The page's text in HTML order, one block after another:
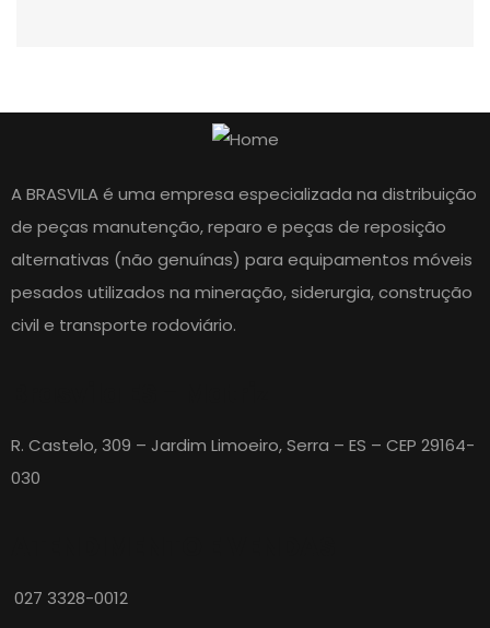
A BRASVILA é uma empresa especializada na distribuição
de peças manutenção, reparo e peças de reposição
alternativas (não genuínas) para equipamentos móveis
pesados utilizados na mineração, siderurgia, construção
civil e transporte rodoviário.
R. Castelo, 309 – Jardim Limoeiro, Serra – ES – CEP 29164-
030
027 3328-0012